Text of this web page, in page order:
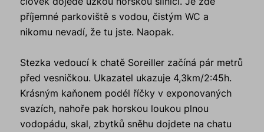
příjemné parkoviště s vodou, čistým WC a
nikomu nevadí, že tu jste. Naopak.
Stezka vedoucí k chatě Soreiller začíná pár metrů
před vesničkou. Ukazatel ukazuje 4,3km/2:45h.
Krásným kaňonem podél říčky v exponovaných
svazích, nahoře pak horskou loukou plnou
vodopádu, skal, zbytků sněhu dojdete na chatu